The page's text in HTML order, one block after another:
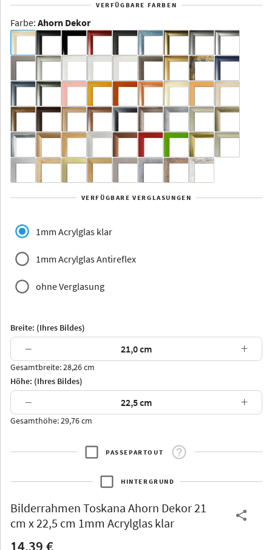
Dakota -
Rahmenloser
Aluminium
Yukon Alaska
Jersey Dauphine
Arran Luzern
Thurgau
VERFÜGBARE FARBEN
Farbe: Ahorn Dekor
VERFÜGBARE VERGLASUNGEN
1mm Acrylglas klar
1mm Acrylglas Antireflex
ohne Verglasung
Breite: (Ihres Bildes)
− +
Gesamtbreite: 28,26 cm
Höhe: (Ihres Bildes)
− +
Gesamthöhe: 29,76 cm
PASSEPARTOUT
HINTERGRUND
Bilderrahmen Toskana Ahorn Dekor 21
cm x 22,5 cm 1mm Acrylglas klar
14,39 €